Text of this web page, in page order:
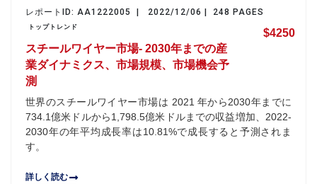
レポートID: AA1222005 | 2022/12/06 | 248 PAGES
トップトレンド
スチールワイヤー市場- 2030年までの産
業ダイナミクス、市場規模、市場機会予
測
$4250
世界のスチールワイヤー市場は 2021 年から2030年までに
734.1億米ドルから1,798.5億米ドルまでの収益増加、2022-
2030年の年平均成長率は10.81%で成長すると予測されま
す。
詳しく読む